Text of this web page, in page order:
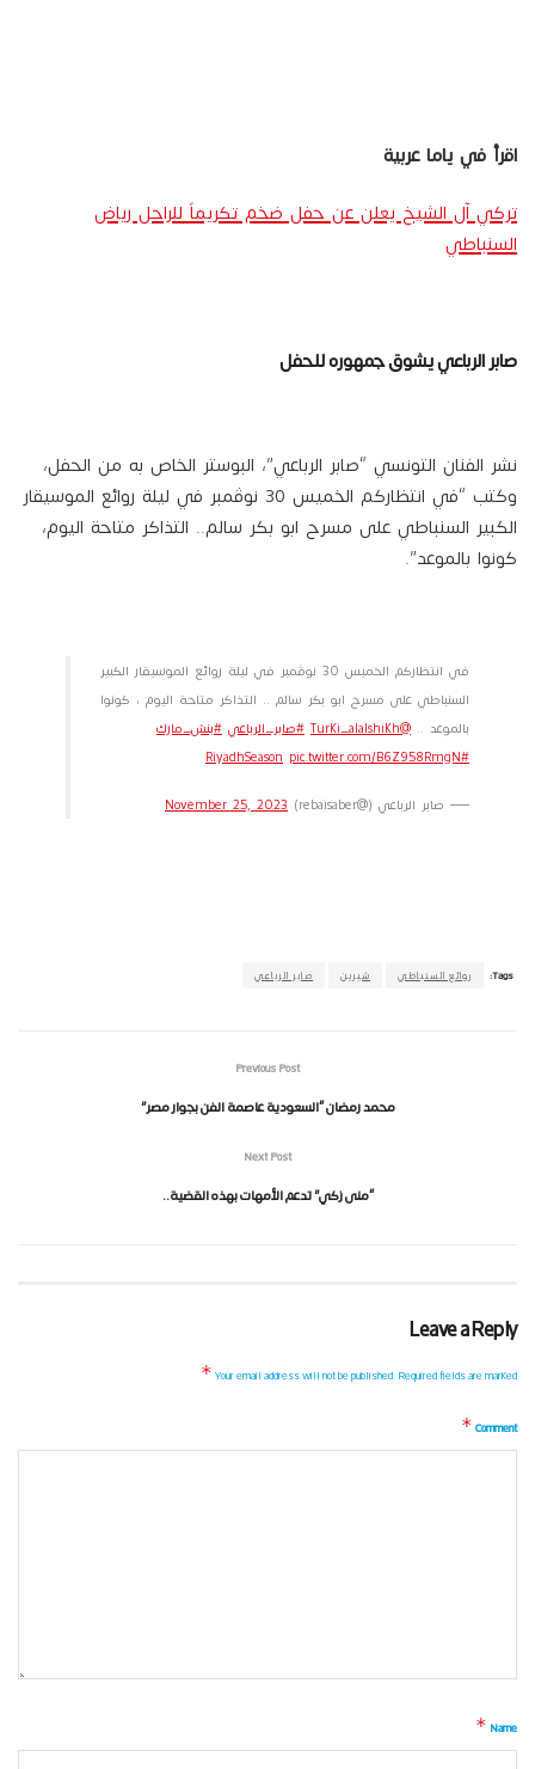
اقرأ في ياما عربية
تركي آل الشيخ يعلن عن حفل ضخم تكريماً للراحل رياض
السنباطي
صابر الرباعي يشوق جمهوره للحفل
نشر الفنان التونسي “صابر الرباعي”، البوستر الخاص به من الحفل،
وكتب “في انتظاركم الخميس 30 نوڤمبر في ليلة روائع الموسيقار
الكبير السنباطي على مسرح ابو بكر سالم.. التذاكر متاحة اليوم،
كونوا بالموعد”.
في انتظاركم الخميس 30 نوڤمبر في ليلة روائع الموسيقار الكبير
السنباطي على مسرح ابو بكر سالم .. التذاكر متاحة اليوم ، كونوا
بالموعد .. @Turki_alalshikh #صابر_الرباعي #بنش_مارك
#RiyadhSeason
pic.twitter.com/B6Z958RmgN
— صابر الرباعي (@rebaisaber) November 25, 2023
Tags: روائع السنباطي شيرين صابر الرباعي
Previous Post
محمد رمضان “السعودية عاصمة الفن بجوار مصر”
Next Post
“منى زكي” تدعم الأمهات بهذه القضية..
Leave a Reply
Your email address will not be published.Required fields are marked
*
Comment
*
Name
*